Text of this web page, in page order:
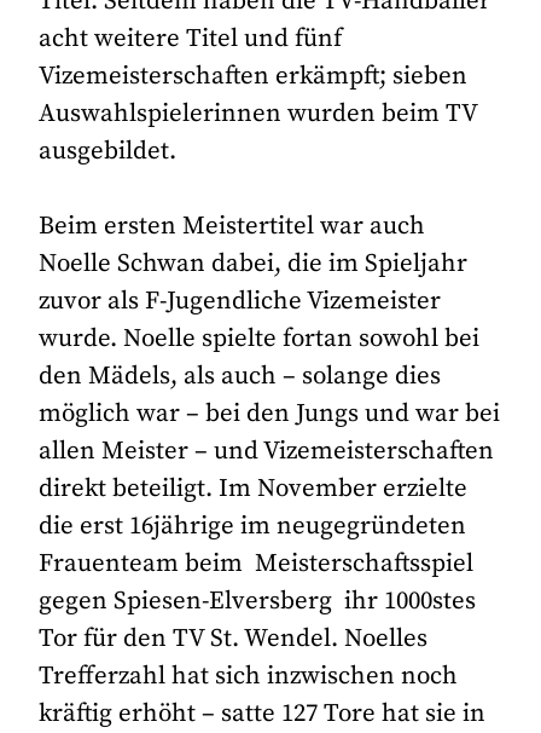
acht weitere Titel und fünf
Vizemeisterschaften erkämpft; sieben
Auswahlspielerinnen wurden beim TV
ausgebildet.
Beim ersten Meistertitel war auch
Noelle Schwan dabei, die im Spieljahr
zuvor als F-Jugendliche Vizemeister
wurde. Noelle spielte fortan sowohl bei
den Mädels, als auch – solange dies
möglich war – bei den Jungs und war bei
allen Meister – und Vizemeisterschaften
direkt beteiligt. Im November erzielte
die erst 16jährige im neugegründeten
Frauenteam beim Meisterschaftsspiel
gegen Spiesen-Elversberg ihr 1000stes
Tor für den TV St. Wendel. Noelles
Trefferzahl hat sich inzwischen noch
kräftig erhöht – satte 127 Tore hat sie in